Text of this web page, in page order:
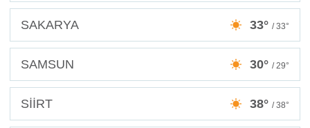
SAKARYA 33° / 33°
SAMSUN 30° / 29°
SİİRT 38° / 38°